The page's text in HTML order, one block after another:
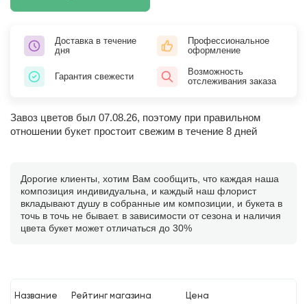
Доставка в течение
дня
Профессиональное
оформление
Гарантия свежести
Возможность
отслеживания заказа
Завоз цветов был 07.08.26, поэтому при правильном
отношении букет простоит свежим в течение 8 дней
Дорогие клиенты, хотим Вам сообщить, что каждая наша
композиция индивидуальна, и каждый наш флорист
вкладывают душу в собранные им композиции, и букета в
точь в точь не бывает. в зависимости от сезона и наличия
цвета букет может отличаться до 30%
Название Рейтинг магазина Цена